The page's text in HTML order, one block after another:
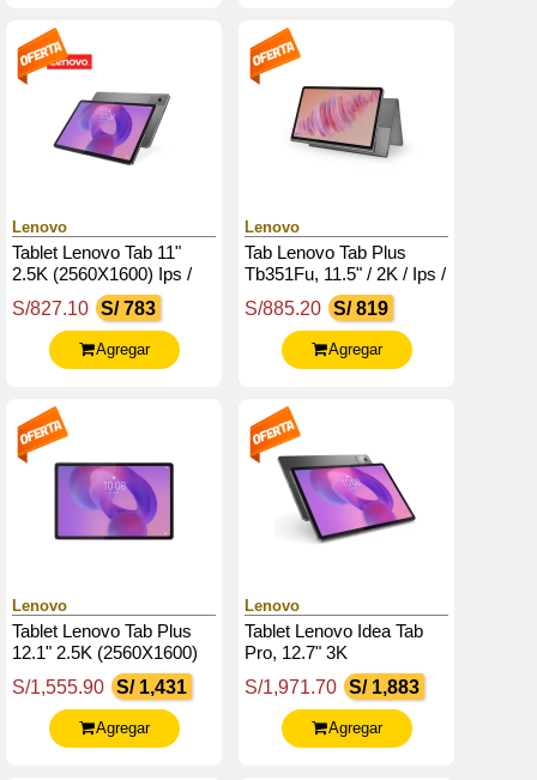
Lenovo
Tablet Lenovo Tab 11"
2.5K (2560X1600) Ips /
90Hz / Touch / 4Gb Ram /
128Gb Rom, Android 15
O Sup.
S/827.10 S/ 783
Agregar
Lenovo
Tab Lenovo Tab Plus
Tb351Fu, 11.5" / 2K / Ips /
Touch / Android 14 O Sup
/ 8Gb Lpddr4X / 128Gb
Ufs 2.2
S/885.20 S/ 819
Agregar
Lenovo
Tablet Lenovo Tab Plus
12.1" 2.5K (2560X1600)
Ips / 90Hz / Touch / 8Gb
Ram / 256Gb Rom,
Android 15
S/1,555.90 S/ 1,431
Agregar
Lenovo
Tablet Lenovo Idea Tab
Pro, 12.7" 3K
(2944X1840) Ltps /
Glossy / Touch / Android
14 O Superior
S/1,971.70 S/ 1,883
Agregar